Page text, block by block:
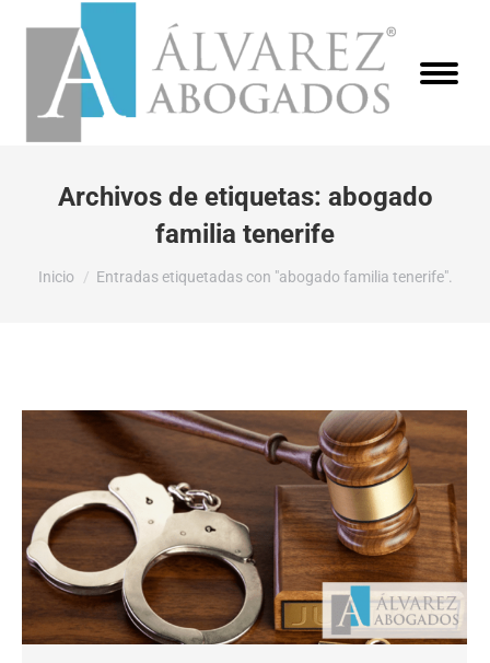
Archivos de etiquetas: abogado
familia tenerife
Estás aquí:
Inicio Entradas etiquetadas con "abogado familia tenerife".